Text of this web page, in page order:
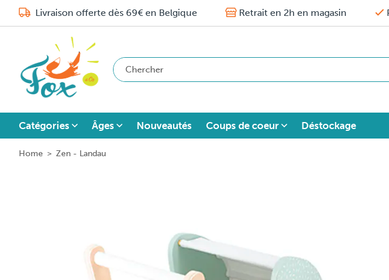
Livraison offerte dès 69€ en Belgique Retrait en 2h en magasin
Catégories Âges Nouveautés Coups de coeur Déstockage
Home > Zen - Landau